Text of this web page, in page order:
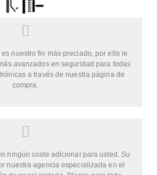
nuestro fin más preciado, por ello le
avanzados en seguridad para todas
a través de nuestra página de
compra.
ningún coste adicional para usted. Su
nuestra agencia especializada en el